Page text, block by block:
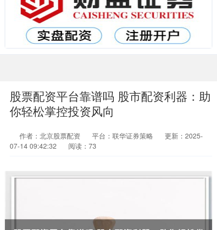
股票配资平台靠谱吗 股市配资利器：助
你轻松掌控投资风向
作者：北京股票配资 平台：联华证券策略
更新：2025-
07-14 09:42:32
阅读：73